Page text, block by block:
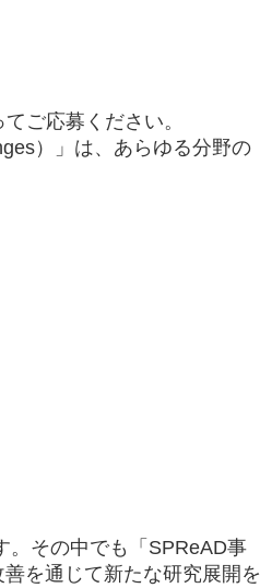
ご応募ください。
）」は、あらゆる分野の
。その中でも「SPReAD事
を通じて新たな研究展開を